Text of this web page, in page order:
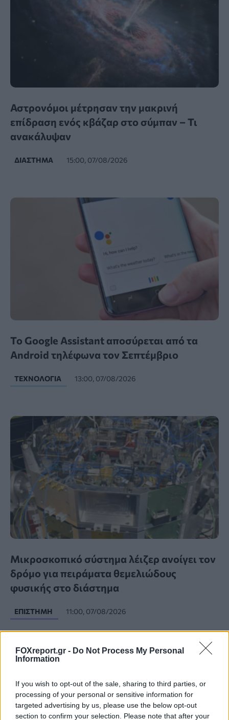
FOXreport.gr - Do Not Process My Personal
Information
If you wish to opt-out of the sale, sharing to third parties, or
processing of your personal or sensitive information for
targeted advertising by us, please use the below opt-out
section to confirm your selection. Please note that after your
Αστρονόμοι μέτρησαν την μακρινή
επίδραση ενός κβάζαρ στο σύμπαν – Τι
ανακάλυψαν
ΔΙΆΣΤΗΜΑ 15:00, 07/08/2026
Το Google Assistant αποσύρεται από τα
Android τηλέφωνα τον Σεπτέμβριο
ΤΕΧΝΟΛΟΓΊΑ 13:00, 07/08/2026
Μικροσκοπικό σύστημα λέιζερ ανοίγει τον
δρόμο για πειράματα θεμελιώδους
φυσικής στο διάστημα
ΕΠΙΣΤΉΜΗ 11:00, 07/08/2026